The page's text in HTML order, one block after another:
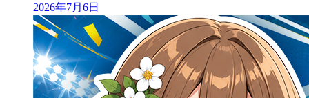
2026年7月6日